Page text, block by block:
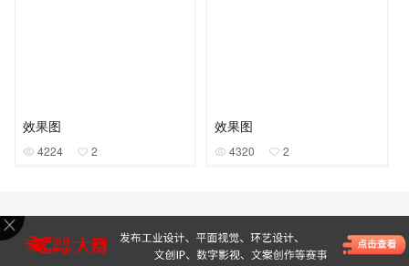
效果图
4224 2
效果图
4320 2